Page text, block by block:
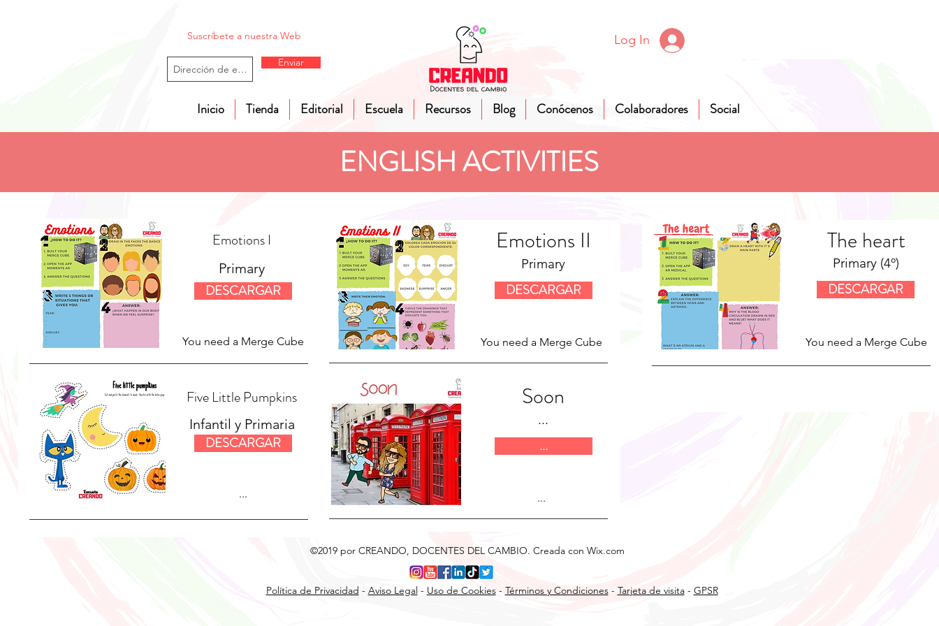
Suscríbete a nuestra Web
Enviar
Log In
Inicio Tienda Editorial Escuela Recursos Blog Conócenos Colaboradores Social
ENGLISH ACTIVITIES
Emotions I
Primary
DESCARGAR
You need a Merge Cube
Five Little Pumpkins
Infantil y Primaria
DESCARGAR
...
Emotions II
Primary
DESCARGAR
You need a Merge Cube
Soon
...
...
...
The heart
Primary (4º)
DESCARGAR
You need a Merge Cube
©2019 por CREANDO, DOCENTES DEL CAMBIO. Creada con Wix.com
Política de Privacidad - Aviso Legal- Uso de Cookies- Términos y Condiciones- Tarjeta de visita- GPSR